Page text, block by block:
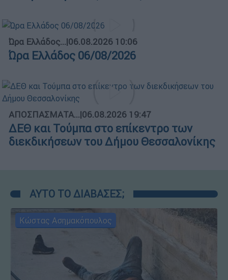
Ώρα Ελλάδος...|06.08.2026 10:06
Ώρα Ελλάδος 06/08/2026
ΑΠΟΣΠΑΣΜΑΤΑ...|06.08.2026 19:47
ΔΕΘ και Τούμπα στο επίκεντρο των
διεκδικήσεων του Δήμου Θεσσαλονίκης
ΑΥΤΟ ΤΟ ΔΙΑΒΑΣΕΣ;
Κώστας Ασημακόπουλος